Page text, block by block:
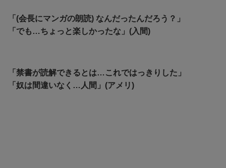
「(会長にマンガの朗読) なんだったんだろう？」
「でも…ちょっと楽しかったな」(入間)
「禁書が読解できるとは…これではっきりした」
「奴は間違いなく…人間」(アメリ)